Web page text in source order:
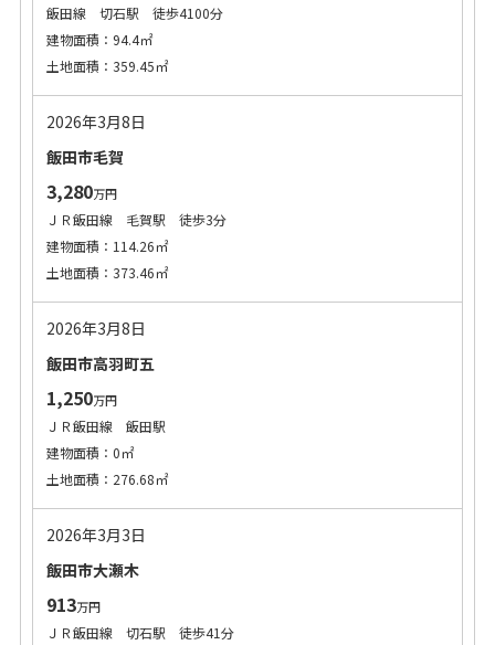
飯田線 切石駅 徒歩4100分
建物面積：94.4㎡
土地面積：359.45㎡
2026年3月8日
飯田市毛賀
3,280万円
ＪＲ飯田線 毛賀駅 徒歩3分
建物面積：114.26㎡
土地面積：373.46㎡
2026年3月8日
飯田市高羽町五
1,250万円
ＪＲ飯田線 飯田駅
建物面積：0㎡
土地面積：276.68㎡
2026年3月3日
飯田市大瀬木
913万円
ＪＲ飯田線 切石駅 徒歩41分